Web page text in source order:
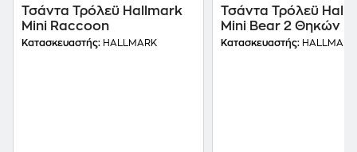
Τσάντα Τρόλεϋ Hallmark
Mini Raccoon
Κατασκευαστής: HALLMARK
Τσάντα Τρόλεϋ
Mini Bear 2 Θηκών
Κατασκευαστής: HALLMARK